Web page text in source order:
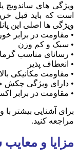
ویژگی های ساندویچ
است که باید قبل
ویژگی ها اصلی این
• مقاومت در برابر
• سبک و کم وزن
• رسانای مناسب گرما
• انعطاف پذیر
• مقاومت مکانیکی بالا
• دارای ویژگی چکش
• مقاومت در برابر
برای آشنایی بیشتر با
مراجعه کنید.
مزایا و معایب